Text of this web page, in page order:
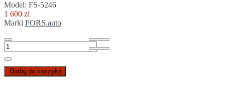
Model: FS-5246
1 600 zl
Marki FORS.auto
Dodaj do koszyka